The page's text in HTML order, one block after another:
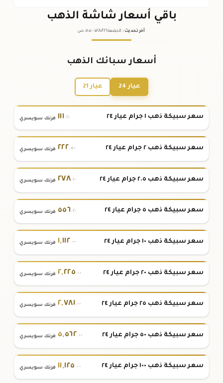
باقي أسعار شاشة الذهب
آخر تحديث : الجمعة ٠٧ /٠٨/٢٠٢٦ - ٠٧:٠٥ ص
أسعار سبائك الذهب
عيار 24 عيار 21
سعر سبيكة ذهب ١ جرام عيار ٢٤ ١١١.٢٠ فرنك سويسري
سعر سبيكة ذهب ٢ جرام عيار ٢٤ ٢٢٢.٥٠ فرنك سويسري
سعر سبيكة ذهب ٢.٥ جرام عيار ٢٤ ٢٧٨.١٠ فرنك سويسري
سعر سبيكة ذهب ٥ جرام عيار ٢٤ ٥٥٦.٢٠ فرنك سويسري
سعر سبيكة ذهب ١٠ جرام عيار ٢٤ ١,١١٢.٠٠ فرنك سويسري
سعر سبيكة ذهب ٢٠ جرام عيار ٢٤ ٢,٢٢٥.٠٠ فرنك سويسري
سعر سبيكة ذهب ٢٥ جرام عيار ٢٤ ٢,٧٨١.٠٠ فرنك سويسري
سعر سبيكة ذهب ٥٠ جرام عيار ٢٤ ٥,٥٦٢.٠٠ فرنك سويسري
سعر سبيكة ذهب ١٠٠ جرام عيار ٢٤ ١١,١٢٥ .٠٠ فرنك سويسري